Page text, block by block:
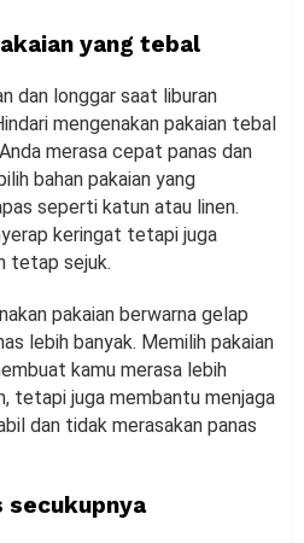
yang tebal
dan longgar saat liburan
mengenakan pakaian tebal
merasa cepat panas dan
bahan pakaian yang
seperti katun atau linen.
keringat tetapi juga
tetap sejuk.
pakaian berwarna gelap
lebih banyak. Memilih pakaian
kamu merasa lebih
tetapi juga membantu menjaga
dan tidak merasakan panas
secukupnya